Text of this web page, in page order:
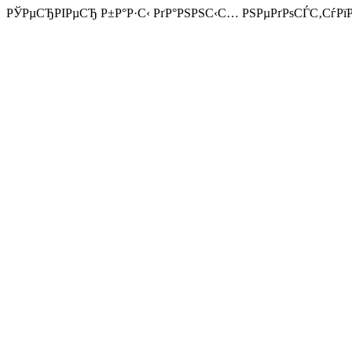
РЎРµСЂРІРµСЂ Р±Р°Р·С‹ РґР°РЅРЅС‹С…